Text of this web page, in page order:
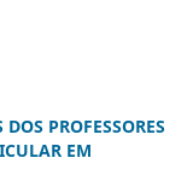
PROFESSORES
EM